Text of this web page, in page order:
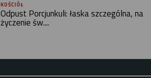
KOŚCIÓŁ
Odpust Porcjunkuli: łaska szczególna, na
życzenie św....